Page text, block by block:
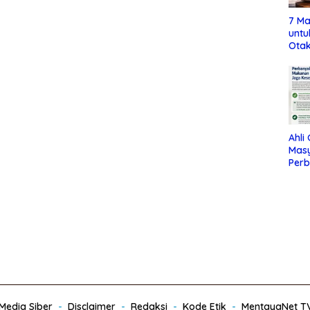
7
Ahli
Siber Disclaimer Redaksi Kode Etik MentayaNet